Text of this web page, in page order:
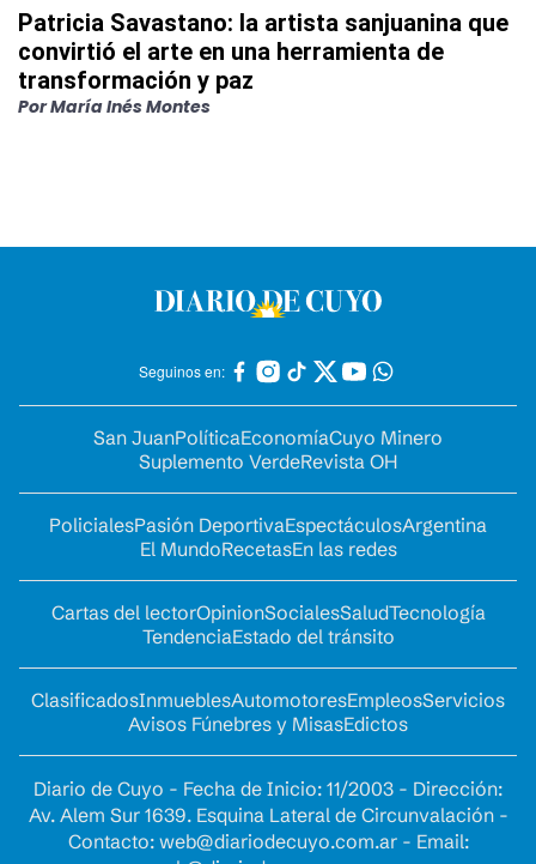
Patricia Savastano: la artista sanjuanina que
convirtió el arte en una herramienta de
transformación y paz
PorMaría Inés Montes
Seguinos en:
San JuanPolíticaEconomíaCuyo Minero
Suplemento VerdeRevista OH
PolicialesPasión DeportivaEspectáculosArgentina
El MundoRecetasEn las redes
Cartas del lectorOpinionSocialesSaludTecnología
TendenciaEstado del tránsito
ClasificadosInmueblesAutomotoresEmpleosServicios
Avisos Fúnebres y MisasEdictos
Diario de Cuyo - Fecha de Inicio: 11/2003 - Dirección:
Av. Alem Sur 1639. Esquina Lateral de Circunvalación -
Contacto: web@diariodecuyo.com.ar- Email: